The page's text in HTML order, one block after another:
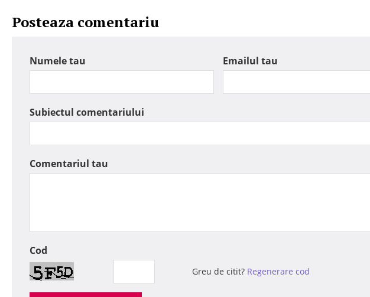
Posteaza comentariu
Numele tau Emailul tau
Subiectul comentariului
Comentariul tau
Cod
Greu de citit? Regenerare cod